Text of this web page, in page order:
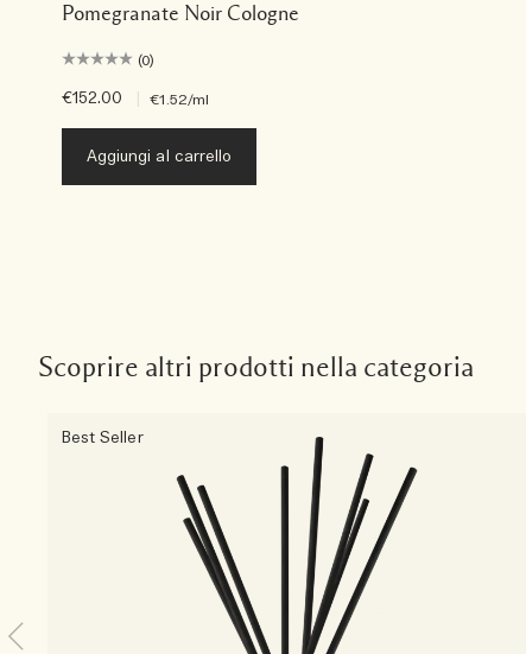
Pomegranate Noir Cologne
(0)
€152.00 €1.52/ml
Aggiungi al carrello
Scoprire altri prodotti nella categoria
Best Seller